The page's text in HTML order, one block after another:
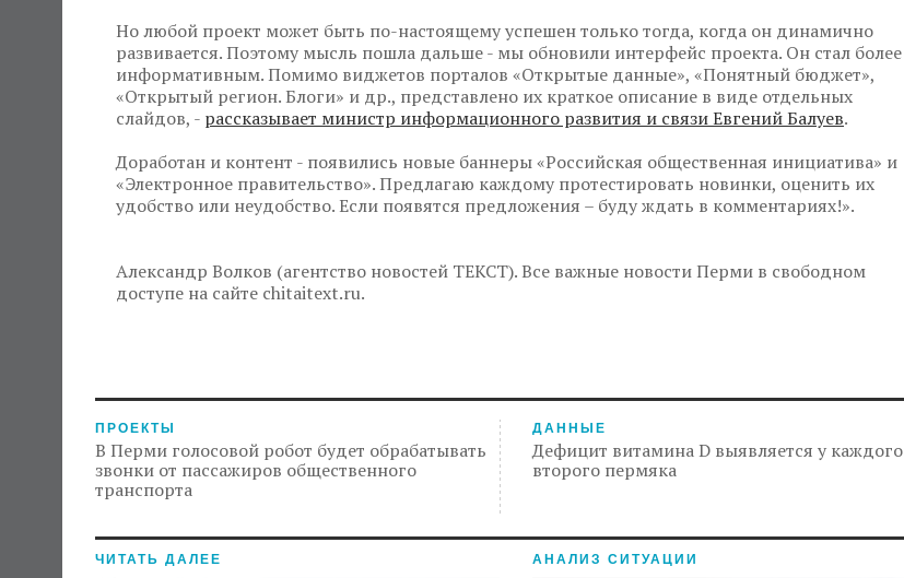
Но любой проект может быть по-настоящему успешен только тогда, когда он динамично
развивается. Поэтому мысль пошла дальше - мы обновили интерфейс проекта. Он стал более
информативным. Помимо виджетов порталов «Открытые данные», «Понятный бюджет»,
«Открытый регион. Блоги» и др., представлено их краткое описание в виде отдельных
слайдов, - рассказывает министр информационного развития и связи Евгений Балуев.
Доработан и контент - появились новые баннеры «Российская общественная инициатива» и
«Электронное правительство». Предлагаю каждому протестировать новинки, оценить их
удобство или неудобство. Если появятся предложения – буду ждать в комментариях!».
Александр Волков (агентство новостей ТЕКСТ). Все важные новости Перми в свободном
доступе на сайте chitaitext.ru.
ПРОЕКТЫ
В Перми голосовой робот будет обрабатывать
звонки от пассажиров общественного
транспорта
ДАННЫЕ
Дефицит витамина D выявляется у каждого
второго пермяка
ЧИТАТЬ ДАЛЕЕ АНАЛИЗ СИТУАЦИИ